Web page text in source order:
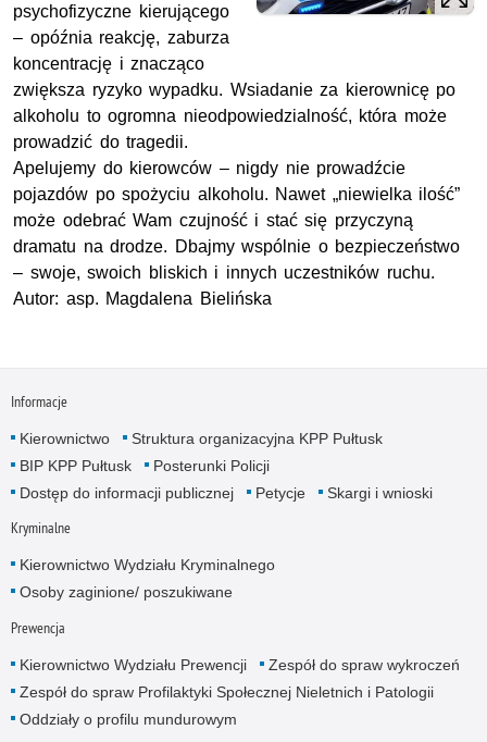
psychofizyczne kierującego
– opóźnia reakcję, zaburza
koncentrację i znacząco
zwiększa ryzyko wypadku. Wsiadanie za kierownicę po
alkoholu to ogromna nieodpowiedzialność, która może
prowadzić do tragedii.
Apelujemy do kierowców – nigdy nie prowadźcie
pojazdów po spożyciu alkoholu. Nawet „niewielka ilość”
może odebrać Wam czujność i stać się przyczyną
dramatu na drodze. Dbajmy wspólnie o bezpieczeństwo
– swoje, swoich bliskich i innych uczestników ruchu.
Autor: asp. Magdalena Bielińska
Informacje
Kierownictwo
Struktura organizacyjna KPP Pułtusk
BIP KPP Pułtusk
Posterunki Policji
Dostęp do informacji publicznej
Petycje Skargi i wnioski
Kryminalne
Kierownictwo Wydziału Kryminalnego
Osoby zaginione/ poszukiwane
Prewencja
Kierownictwo Wydziału Prewencji
Zespół do spraw wykroczeń
Zespół do spraw Profilaktyki Społecznej Nieletnich i Patologii
Oddziały o profilu mundurowym